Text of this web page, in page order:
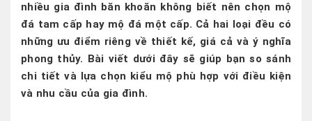
nhiều gia đình băn khoăn không biết nên chọn mộ
đá tam cấp hay mộ đá một cấp. Cả hai loại đều có
những ưu điểm riêng về thiết kế, giá cả và ý nghĩa
phong thủy. Bài viết dưới đây sẽ giúp bạn so sánh
chi tiết và lựa chọn kiểu mộ phù hợp với điều kiện
và nhu cầu của gia đình.